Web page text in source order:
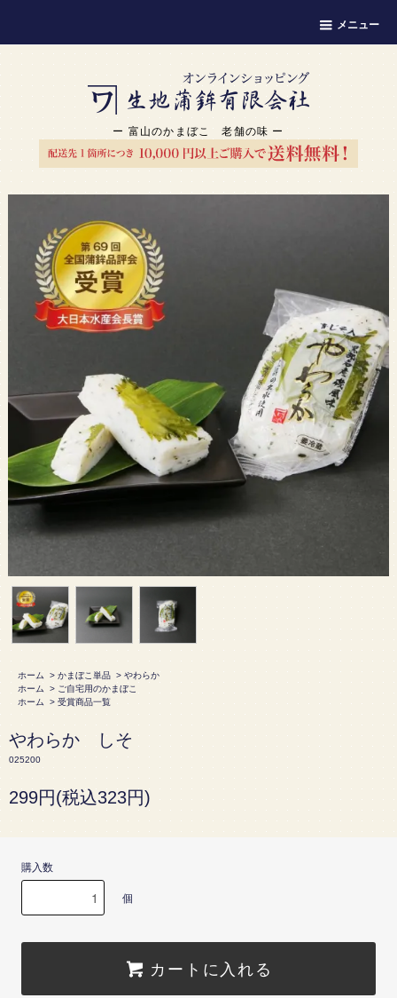
メニュー
ー 富山のかまぼこ 老舗の味 ー
ホーム > かまぼこ単品 > やわらか
ホーム
> ご自宅用のかまぼこ
ホーム
> 受賞商品一覧
やわらか しそ
025200
299円(税込323円)
購入数
個
カートに入れる